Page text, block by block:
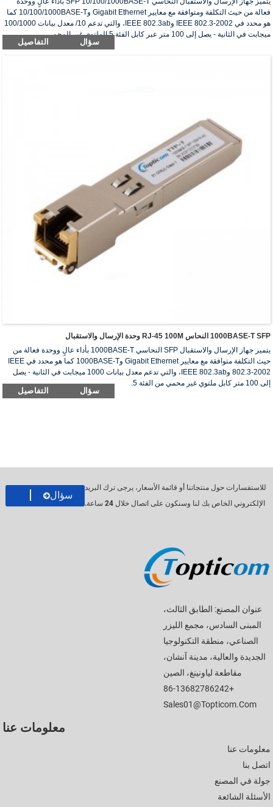
فعالة من حيث التكلفة ومتوافقة مع معايير Gigabit Ethernet و10/100/1000BASE-T كما
هو محدد في IEEE 802.3-2002 وIEEE 802.3ab، والتي تدعم 10/ معدل بيانات 100/1000
ميجابت في الثانية - يصل إلى 100 متر عبر كابل الفئة 5 الملتوي غير المحمي..
سؤال التفاصيل
1000BASE-T SFP النحاس RJ-45 100M وحدة الإرسال والاستقبال
يتميز جهاز الإرسال والاستقبال SFP النحاسي 1000BASE-T بأداء عالٍ ووحدة فعالة من
حيث التكلفة متوافقة مع معايير Gigabit Ethernet و1000BASE-T كما هو محدد في IEEE
802.3-2002 وIEEE 802.3ab، والتي تدعم معدل بيانات 1000 ميجابت في الثانية - يصل
إلى 100 متر كابل ملتوي غير محمي من الفئة 5.
سؤال التفاصيل
للاستفسارات حول منتجاتنا أو قائمة الأسعار، يرجى ترك البريد
الإلكتروني الخاص بك لنا وسنكون على اتصال خلال 24 ساعة.
سؤال
عنوان المصنع: الطابق الثالث،
المبنى السادس، مجمع الليزر
الصناعي، منطقة التكنولوجيا
الجديدة والعالية، مدينة آنشان،
مقاطعة لياونينغ، الصين
+86-13682786242
Sales01@topticom.com
معلومات عنا
معلومات عنا
اتصل بنا
جولة في المصنع
الأسئلة الشائعة